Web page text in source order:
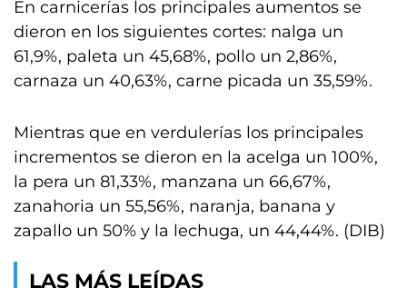
En carnicerías los principales aumentos se
dieron en los siguientes cortes: nalga un
61,9%, paleta un 45,68%, pollo un 2,86%,
carnaza un 40,63%, carne picada un 35,59%.
Mientras que en verdulerías los principales
incrementos se dieron en la acelga un 100%,
la pera un 81,33%, manzana un 66,67%,
zanahoria un 55,56%, naranja, banana y
zapallo un 50% y la lechuga, un 44,44%. (DIB)
LAS MÁS LEÍDAS